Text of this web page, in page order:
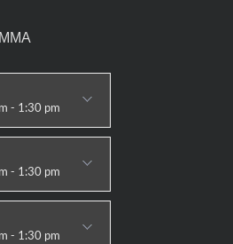
- 1:30 pm
- 1:30 pm
- 1:30 pm